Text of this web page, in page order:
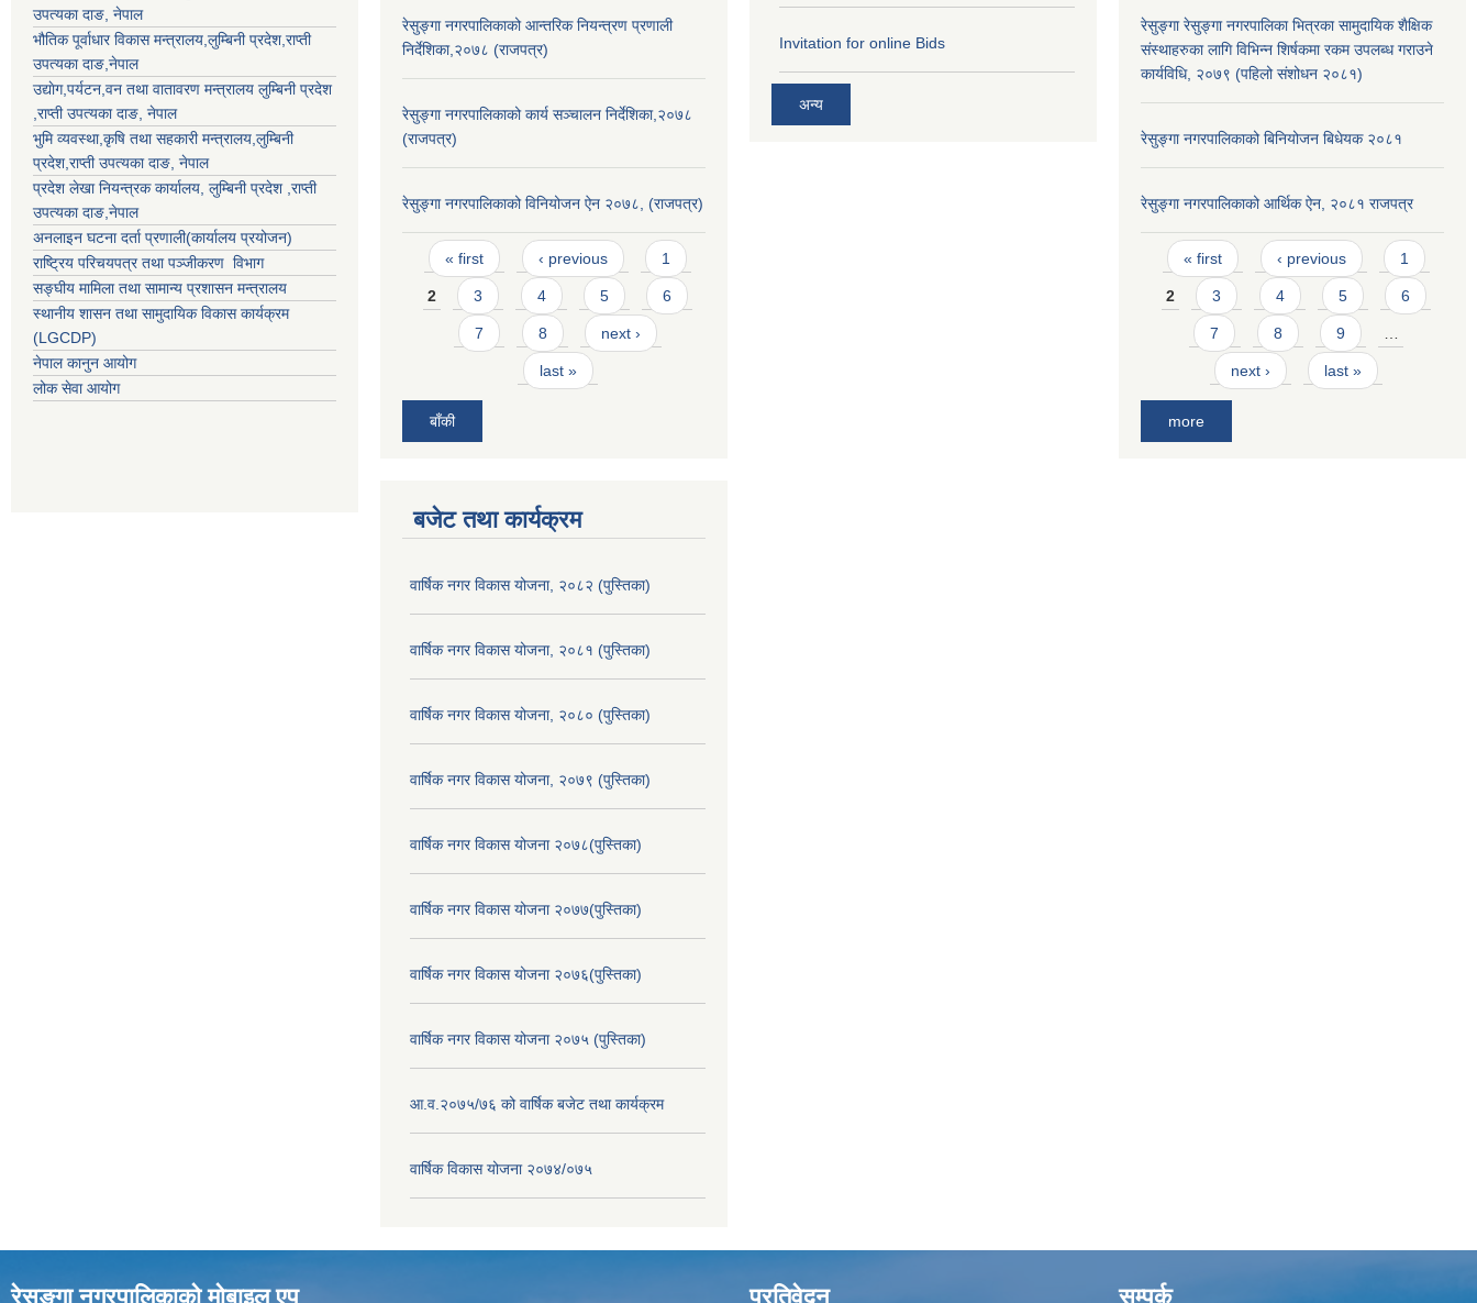
उपत्यका दाङ , नेपाल
भौतिक पूर्वाधार विकास मन्त्रालय, लुम्बिनी प्रदेश राप्ती
उपत्यका दाङ ,नेपाल
उद्याेग,पर्यटन,वन तथा वातावरण मन्त्रालय लुम्बिनी प्रदेश
राप्ती उपत्यका दाङ , नेपाल
भुमि व्यवस्था,कृषि तथा सहकारी मन्त्रालय, लुम्बिनी
प्रदेश राप्ती उपत्यका दाङ , नेपाल
प्रदेश लेखा नियन्त्रक कार्यालय, लुम्बिनी प्रदेश राप्ती
उपत्यका दाङ ,नेपाल
अनलाइन घटना दर्ता प्रणाली(कार्यालय प्रयोजन)
राष्ट्रिय परिचयपत्र तथा पञ्जीकरण विभाग
सङ्घीय मामिला तथा सामान्य प्रशासन मन्त्रालय
स्थानीय शासन तथा सामुदायिक विकास कार्यक्रम
(LGCDP)
नेपाल कानुन आयोग
लोक सेवा आयोग
रेसुङ्गा नगरपालिकाको आन्तरिक नियन्त्रण प्रणाली
निर्देशिका,२०७८ (राजपत्र)
रेसुङ्गा नगरपालिकाको कार्य सञ्चालन निर्देशिका,२०७८
(राजपत्र)
रेसुङ्गा नगरपालिकाको विनियोजन ऐन २०७८, (राजपत्र)
Pages
« first ‹ previous 1
2 3 4 5 6
7 8 next ›
last »
बाँकी
बजेट तथा कार्यक्रम
वार्षिक नगर विकास योजना, २०८२ (पुस्तिका)
वार्षिक नगर विकास योजना, २०८१ (पुस्तिका)
वार्षिक नगर विकास योजना, २०८० (पुस्तिका)
वार्षिक नगर विकास योजना, २०७९ (पुस्तिका)
वार्षिक नगर विकास योजना २०७८(पुस्तिका)
वार्षिक नगर विकास योजना २०७७(पुस्तिका)
वार्षिक नगर विकास योजना २०७६(पुस्तिका)
वार्षिक नगर विकास योजना २०७५ (पुस्तिका)
आ.व.२०७५/७६ को वार्षिक बजेट तथा कार्यक्रम
वार्षिक विकास योजना २०७४/०७५
Invitation for online Bids
अन्य
रेसुङ्गा रेसुङ्गा नगरपालिका भित्रका सामुदायिक शैक्षिक
संस्थाहरुका लागि विभिन्न शिर्षकमा रकम उपलब्ध गराउने
कार्यविधि, २०७९ (पहिलो संशोधन २०८१)
रेसुङ्गा नगरपालिकाको बिनियोजन बिधेयक २०८१
रेसुङ्गा नगरपालिकाको आर्थिक ऐन, २०८१ राजपत्र
Pages
« first ‹ previous 1
2 3 4 5 6
7 8 9
next › last »
more
रेसुङ्गा नगरपालिकाकाे माेबाइल एप प्रतिवेदन सम्पर्क